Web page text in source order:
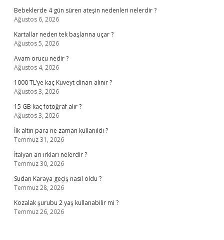
Bebeklerde 4 gün süren ateşin nedenleri nelerdir ?
Ağustos 6, 2026
Kartallar neden tek başlarına uçar ?
Ağustos 5, 2026
Avam orucu nedir ?
Ağustos 4, 2026
1000 TL’ye kaç Kuveyt dinarı alınır ?
Ağustos 3, 2026
15 GB kaç fotoğraf alır ?
Ağustos 3, 2026
İlk altın para ne zaman kullanıldı ?
Temmuz 31, 2026
İtalyan arı ırkları nelerdir ?
Temmuz 30, 2026
Sudan Karaya geçiş nasıl oldu ?
Temmuz 28, 2026
Kozalak şurubu 2 yaş kullanabilir mi ?
Temmuz 26, 2026